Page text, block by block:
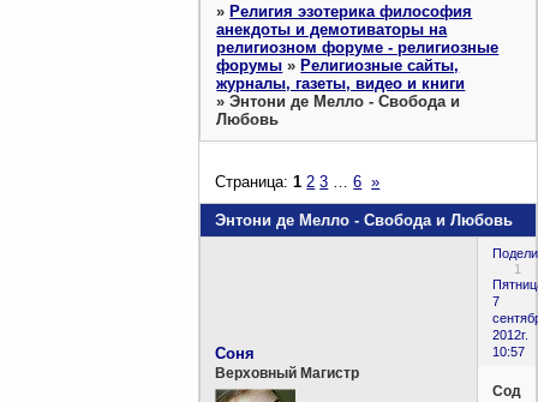
»Религия эзотерика философия
анекдоты и демотиваторы на
религиозном форуме - религиозные
форумы »Религиозные сайты,
журналы, газеты, видео и книги
»Энтони де Мелло - Свобода и
Любовь
Энтони де Мелло - Свобода и Любовь
Страница:1 2 3 6 »
1
7
2012г.
10:57
Соня
Верховный Магистр